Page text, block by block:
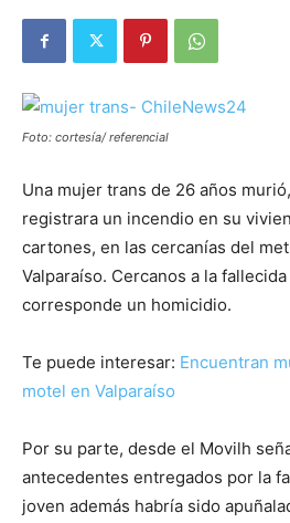
Foto: cortesía/ referencial
Una mujer trans de 26 años
registrara un incendio en su
cartones, en las cercanías del
Valparaíso. Cercanos a la
corresponde un homicidio.
Te puede interesar: Encuentran
motel en Valparaíso
Por su parte, desde el Movilh
antecedentes entregados por la
joven además habría sido